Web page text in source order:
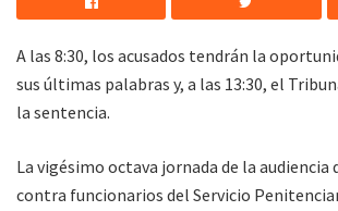
A las 8:30, los acusados tendrán la
sus últimas palabras y, a las 13:30, el
la sentencia.
La vigésimo octava jornada de la audiencia
contra funcionarios del Servicio